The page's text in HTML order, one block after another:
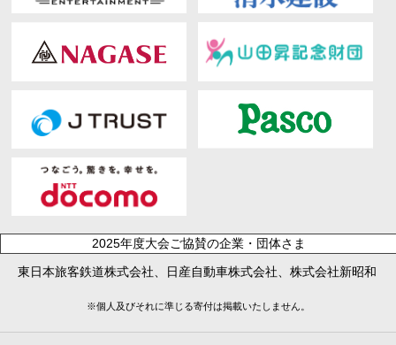
2025年度大会ご協賛の企業・団体さま
東日本旅客鉄道株式会社、日産自動車株式会社、株式会社新昭和
※個人及びそれに準じる寄付は掲載いたしません。